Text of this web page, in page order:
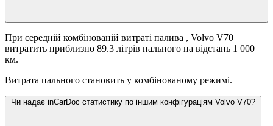
При середній комбінованій витраті палива , Volvo V70
витратить приблизно 89.3 літрів пального на відстань 1 000
км.
Витрата пального становить у комбінованому режимі.
Чи надає inCarDoc статистику по іншим конфігураціям Volvo V70?